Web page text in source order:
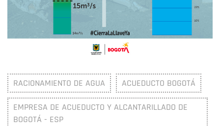
RACIONAMIENTO DE AGUA ACUEDUCTO BOGOTÁ
EMPRESA DE ACUEDUCTO Y ALCANTARILLADO DE
BOGOTÁ - ESP